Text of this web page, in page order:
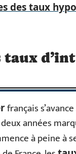
des taux
taux
français
années
à peine à